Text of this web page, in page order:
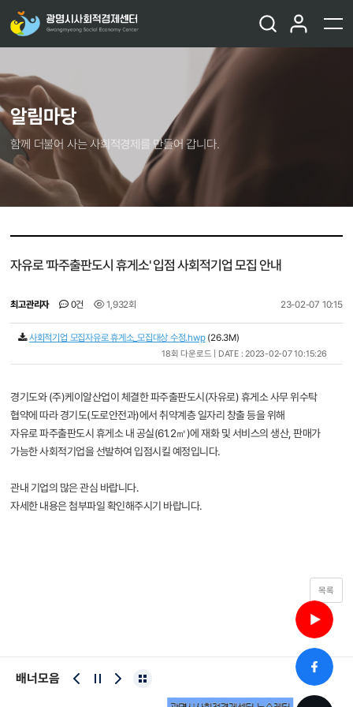
알림마당
함께 더불어 사는 사회적경제를 만들어 갑니다.
자유로 '파주출판도시 휴게소' 입점 사회적기업 모집 안내
최고관리자 0건 1,932회 23-02-07 10:15
사회적기업 모집자유로 휴게소_모집대상 수정.hwp(26.3M)
18회 다운로드 | DATE : 2023-02-07 10:15:26
경기도와 (주)케이알산업이 체결한 파주출판도시(자유로) 휴게소 사무 위수탁
협약에 따라 경기도(도로안전과)에서 취약계층 일자리 창출 등을 위해
자유로 파주출판도시 휴게소 내 공실(61.2㎡)에 재화 및 서비스의 생산, 판매가
가능한 사회적기업을 선발하여 입점시킬 예정입니다.
관내 기업의 많은 관심 바랍니다.
자세한 내용은 첨부파일 확인해주시기 바랍니다.
목록
배너모음